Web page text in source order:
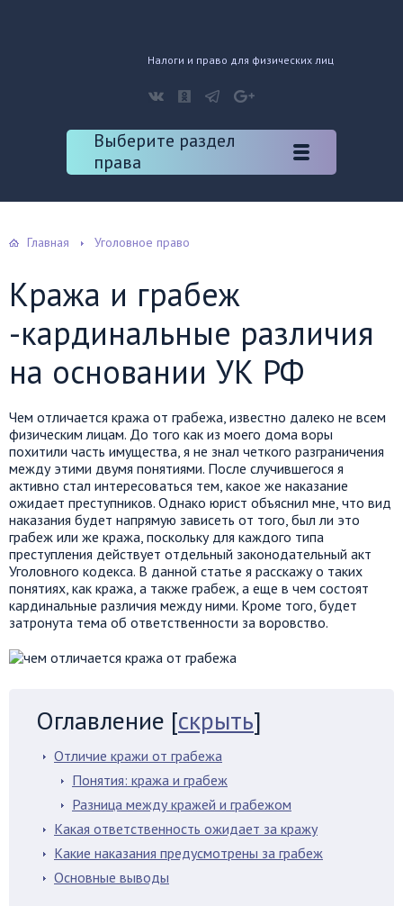
Налоги и право для физических лиц
Выберите раздел
права
Главная Уголовное право
Кража и грабеж
-кардинальные различия
на основании УК РФ
Чем отличается кража от грабежа, известно далеко не всем
физическим лицам. До того как из моего дома воры
похитили часть имущества, я не знал четкого разграничения
между этими двумя понятиями. После случившегося я
активно стал интересоваться тем, какое же наказание
ожидает преступников. Однако юрист объяснил мне, что вид
наказания будет напрямую зависеть от того, был ли это
грабеж или же кража, поскольку для каждого типа
преступления действует отдельный законодательный акт
Уголовного кодекса. В данной статье я расскажу о таких
понятиях, как кража, а также грабеж, а еще в чем состоят
кардинальные различия между ними. Кроме того, будет
затронута тема об ответственности за воровство.
Оглавление [скрыть]
Отличие кражи от грабежа
Понятия: кража и грабеж
Разница между кражей и грабежом
Какая ответственность ожидает за кражу
Какие наказания предусмотрены за грабеж
Основные выводы